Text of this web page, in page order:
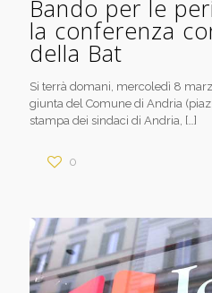
Bando per le
la conferenza
della Bat
Si terrà domani, mercoledì 8
giunta del Comune di Andria
stampa dei sindaci di Andria, […]
0